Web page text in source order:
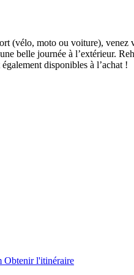
(vélo, moto ou voiture),
belle journée à l’extérieur.
disponibles à l’achat !
Obtenir l'itinéraire